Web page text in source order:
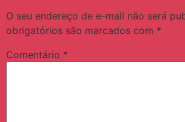
O seu endereço de e-mail não será
obrigatórios são marcados com *
Comentário *